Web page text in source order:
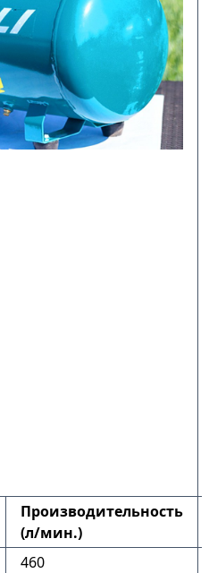
Производительность
(л/мин.)
460